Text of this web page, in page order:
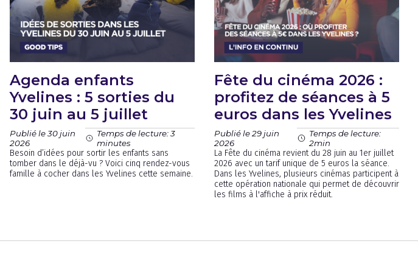
Agenda enfants
Yvelines : 5 sorties du
30 juin au 5 juillet
Publié le 30 juin
2026
Temps de lecture: 3
minutes
Besoin d’idées pour sortir les enfants sans
tomber dans le déjà-vu ? Voici cinq rendez-vous
famille à cocher dans les Yvelines cette semaine.
Fête du cinéma 2026 :
profitez de séances à 5
euros dans les Yvelines
Publié le 29 juin
2026
Temps de lecture:
2min
La Fête du cinéma revient du 28 juin au 1er juillet
2026 avec un tarif unique de 5 euros la séance.
Dans les Yvelines, plusieurs cinémas participent à
cette opération nationale qui permet de découvrir
les films à l'affiche à prix réduit.